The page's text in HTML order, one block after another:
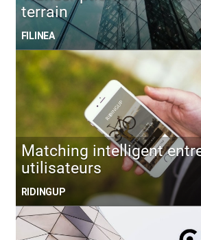
terrain
FILINEA
Matching intelligent
utilisateurs
RIDINGUP